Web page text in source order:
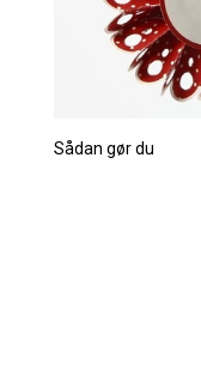
Sådan gør du